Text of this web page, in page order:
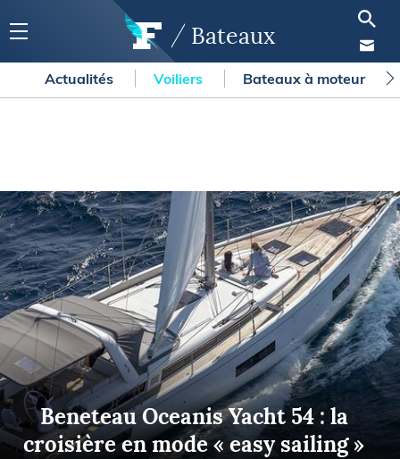
Bateaux
Actualités Voiliers Bateaux à moteur
Beneteau Oceanis Yacht 54 : la
croisière en mode « easy sailing »